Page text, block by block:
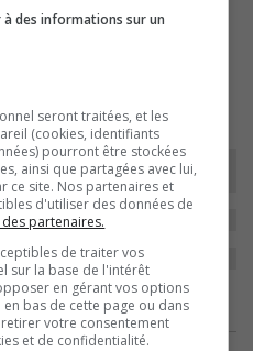
des informations sur un
seront traitées, et les
(cookies, identifiants
pourront être stockées
ainsi que partagées avec lui,
ce site. Nos partenaires et
d'utiliser des données de
des partenaires.
de traiter vos
sur la base de l'intérêt
en gérant vos options
en bas de cette page ou dans
votre consentement
et de confidentialité.